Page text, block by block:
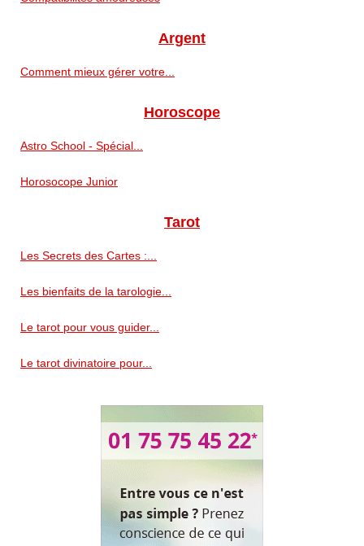
Argent
Comment mieux gérer votre...
Horoscope
Astro School - Spécial...
Horosocope Junior
Tarot
Les Secrets des Cartes :...
Les bienfaits de la tarologie...
Le tarot pour vous guider...
Le tarot divinatoire pour...